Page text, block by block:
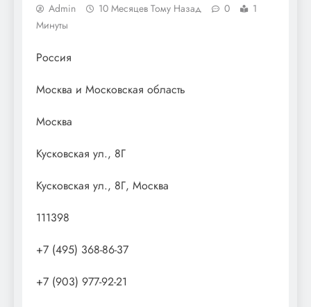
Admin 10 Месяцев Тому Назад 0
1
Минуты
Россия
Москва и Московская область
Москва
Кусковская ул., 8Г
Кусковская ул., 8Г, Москва
111398
+7 (495) 368-86-37
+7 (903) 977-92-21